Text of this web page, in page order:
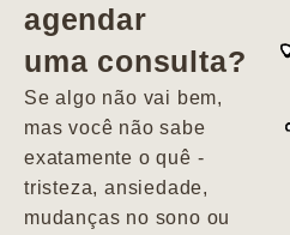
agendar
uma consulta?
Se algo não vai bem,
mas você não sabe
exatamente o quê -
tristeza, ansiedade,
mudanças no sono ou